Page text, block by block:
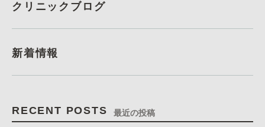
クリニックブログ
新着情報
RECENT POSTS 最近の投稿